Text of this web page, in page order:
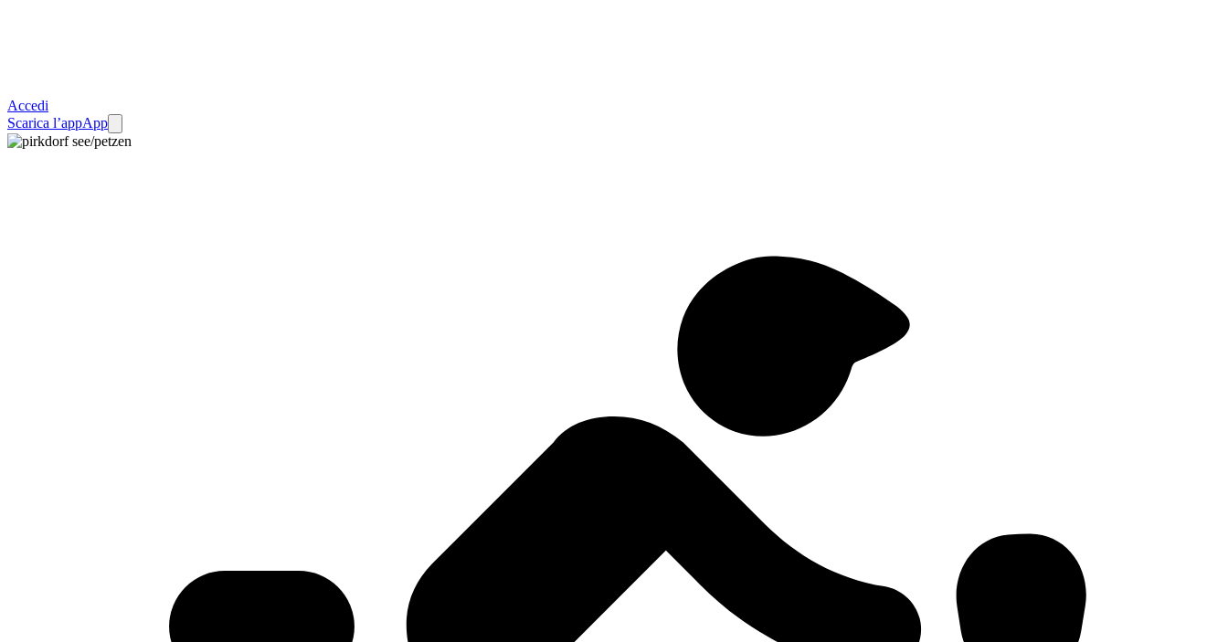
Accedi
Scarica l’appApp